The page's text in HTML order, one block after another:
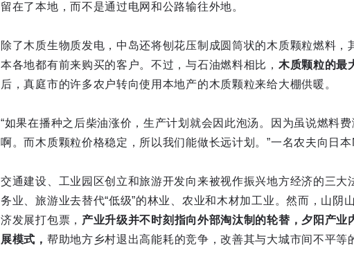
留在了本地，而不是通过电网和公路输往外地。
除了木质生物质发电，中岛还将刨花压制成圆筒状的木质颗粒燃料，
本各地都有前来购买的客户。不过，与石油燃料相比， 木质颗粒的最
后，真庭市的许多农户转向使用本地产的木质颗粒来给大棚供暖。
“如果在播种之后柴油涨价，生产计划就会因此泡汤。因为虽说燃料
啊。而木质颗粒价格稳定，所以我们能做长远计划。”一名农夫向日
交通建设、工业园区创立和旅游开发向来被视作振兴地方经济的三大
务业、旅游业去替代“低级”的林业、农业和木材加工业。然而，山阴
济发展打包票， 产业升级并不时刻指向外部淘汰制的轮替，夕阳产
展模式， 帮助地方乡村退出高能耗的竞争，改善其与大城市间不平等